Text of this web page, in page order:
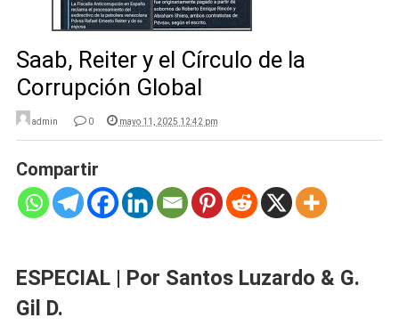
Saab, Reiter y el Círculo de la
Corrupción Global
admin 0 mayo 11, 2025 12:42 pm
Compartir
ESPECIAL | Por Santos Luzardo & G.
Gil D.